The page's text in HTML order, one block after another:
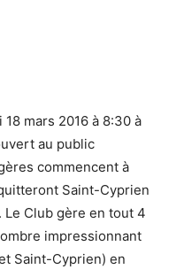
mars 2016 à 8:30 à
au public
commencent à
Saint-Cyprien
Le Club gère en tout 4
impressionnant
Saint-Cyprien) en